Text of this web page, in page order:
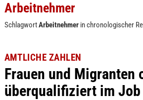
Arbeitnehmer
SchlagwortArbeitnehmerin chronologischer
AMTLICHE ZAHLEN
Frauen und Migranten
überqualifiziert im Job